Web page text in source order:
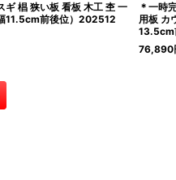
椙 狭い板 看板 木工 杢 一
11.5cm前後位）202512
＊一時
用板 カ
13.5cm
76,890